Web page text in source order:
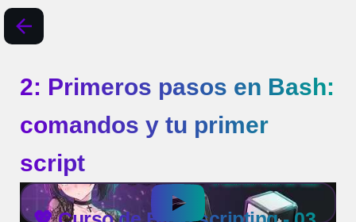
2: Primeros pasos en Bash:
comandos y tu primer
script